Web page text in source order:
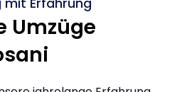
Umzüge